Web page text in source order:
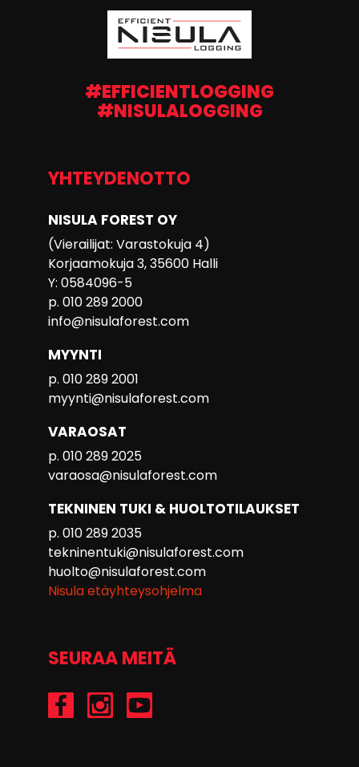
#EFFICIENTLOGGING
#NISULALOGGING
YHTEYDENOTTO
NISULA FOREST OY
(Vierailijat: Varastokuja 4)
Korjaamokuja 3, 35600 Halli
Y: 0584096-5
p. 010 289 2000
info@nisulaforest.com
MYYNTI
p. 010 289 2001
myynti@nisulaforest.com
VARAOSAT
p. 010 289 2025
varaosa@nisulaforest.com
TEKNINEN TUKI & HUOLTOTILAUKSET
p. 010 289 2035
tekninentuki@nisulaforest.com
huolto@nisulaforest.com
Nisula etäyhteysohjelma
SEURAA MEITÄ
/Nisulaforest@nisulaforest